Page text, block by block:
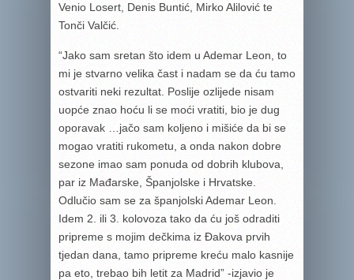
Venio Losert, Denis Buntić, Mirko Alilović te
Tonči Valčić.
“Jako sam sretan što idem u Ademar Leon, to
mi je stvarno velika čast i nadam se da ću tamo
ostvariti neki rezultat. Poslije ozlijede nisam
uopće znao hoću li se moći vratiti, bio je dug
oporavak …jačo sam koljeno i mišiće da bi se
mogao vratiti rukometu, a onda nakon dobre
sezone imao sam ponuda od dobrih klubova,
par iz Mađarske, Španjolske i Hrvatske.
Odlučio sam se za španjolski Ademar Leon.
Idem 2. ili 3. kolovoza tako da ću još odraditi
pripreme s mojim dečkima iz Đakova prvih
tjedan dana, tamo pripreme kreću malo kasnije
pa eto, trebao bih letit za Madrid” -izjavio je